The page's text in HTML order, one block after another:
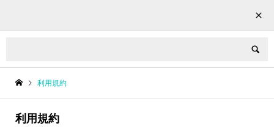


利用規約
利用規約